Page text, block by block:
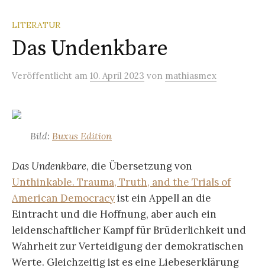
LITERATUR
Das Undenkbare
Veröffentlicht am 10. April 2023 von mathiasmex
Bild: Buxus Edition
Das Undenkbare, die Übersetzung von
Unthinkable. Trauma, Truth, and the Trials of
American Democracyist ein Appell an die
Eintracht und die Hoffnung, aber auch ein
leidenschaftlicher Kampf für Brüderlichkeit und
Wahrheit zur Verteidigung der demokratischen
Werte. Gleichzeitig ist es eine Liebeserklärung